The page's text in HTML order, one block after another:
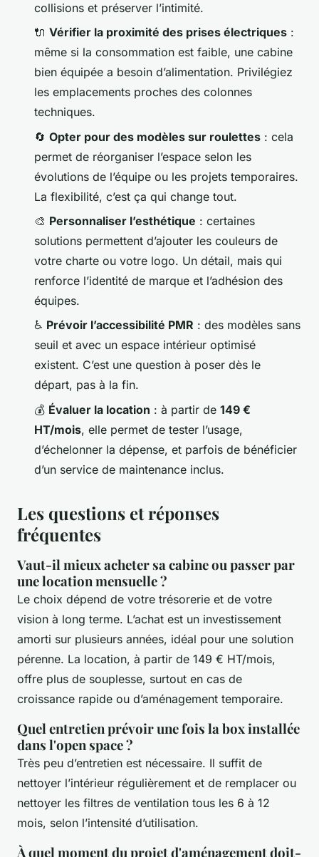
collisions et préserver l’intimité.
🔌 Vérifier la proximité des prises électriques :
même si la consommation est faible, une cabine
bien équipée a besoin d’alimentation. Privilégiez
les emplacements proches des colonnes
techniques.
🔄 Opter pour des modèles sur roulettes : cela
permet de réorganiser l’espace selon les
évolutions de l’équipe ou les projets temporaires.
La flexibilité, c’est ça qui change tout.
🎨 Personnaliser l’esthétique : certaines
solutions permettent d’ajouter les couleurs de
votre charte ou votre logo. Un détail, mais qui
renforce l’identité de marque et l’adhésion des
équipes.
♿ Prévoir l’accessibilité PMR : des modèles sans
seuil et avec un espace intérieur optimisé
existent. C’est une question à poser dès le
départ, pas à la fin.
💰 Évaluer la location : à partir de 149 €
HT/mois, elle permet de tester l’usage,
d’échelonner la dépense, et parfois de bénéficier
d’un service de maintenance inclus.
Les questions et réponses
fréquentes
Vaut-il mieux acheter sa cabine ou passer par
une location mensuelle ?
Le choix dépend de votre trésorerie et de votre
vision à long terme. L’achat est un investissement
amorti sur plusieurs années, idéal pour une solution
pérenne. La location, à partir de 149 € HT/mois,
offre plus de souplesse, surtout en cas de
croissance rapide ou d’aménagement temporaire.
Quel entretien prévoir une fois la box installée
dans l'open space ?
Très peu d’entretien est nécessaire. Il suffit de
nettoyer l’intérieur régulièrement et de remplacer ou
nettoyer les filtres de ventilation tous les 6 à 12
mois, selon l’intensité d’utilisation.
À quel moment du projet d'aménagement doit-